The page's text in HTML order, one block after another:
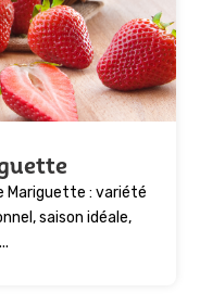
Mariguette : variété
saison idéale,